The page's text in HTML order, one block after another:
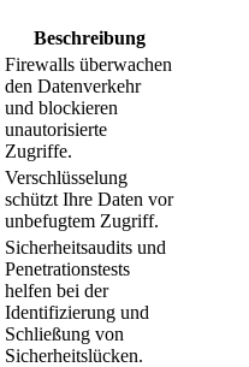
Beschreibung
Firewalls überwachen
den Datenverkehr
und blockieren
unautorisierte
Zugriffe.
Verschlüsselung
schützt Ihre Daten vor
unbefugtem Zugriff.
Sicherheitsaudits und
Penetrationstests
helfen bei der
Identifizierung und
Schließung von
Sicherheitslücken.